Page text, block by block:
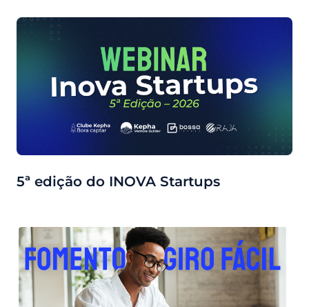
5ª edição do INOVA Startups